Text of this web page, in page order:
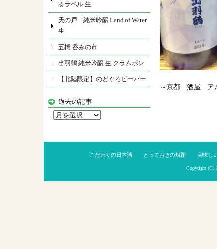
～京都 酒屋 ア
るラベル 生
天の戸 純米吟醸 Land of Water
生
五橋 呑みの市
出羽鶴 純米吟醸 生 クラムボン
【北陸限定】のどぐろビーバー
過去の記事
こだわりの日本酒 とっておきの焼酎 美味し
Copyright (C)